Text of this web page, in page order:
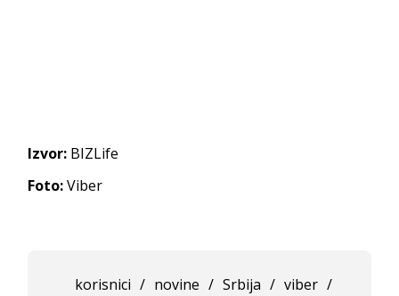
Izvor: BIZLife
Foto:Viber
korisnici / novine / Srbija / viber /